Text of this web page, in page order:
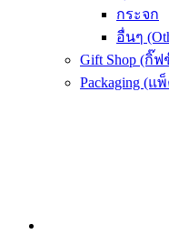
กระจก
อื่นๆ
Gift Shop (กิ๊
Packaging (แ